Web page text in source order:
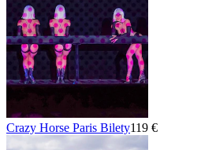
Crazy Horse Paris Bilety119 €